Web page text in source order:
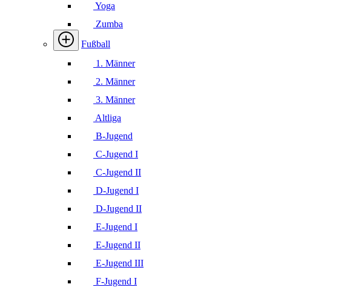
Yoga
Zumba
Fußball
1. Männer
2. Männer
3. Männer
Altliga
B-Jugend
C-Jugend I
C-Jugend II
D-Jugend I
D-Jugend II
E-Jugend I
E-Jugend II
E-Jugend III
F-Jugend I